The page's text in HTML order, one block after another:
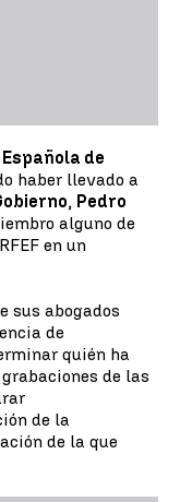
de
haber llevado a
, Pedro
alguno de
en un
sus abogados
de
quién ha
de las
de la
de la que